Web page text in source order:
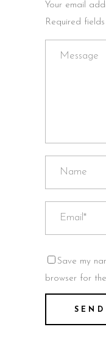
Your email
Required
Save my
browser for